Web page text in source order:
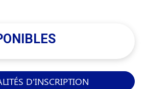
D'INSCRIPTION